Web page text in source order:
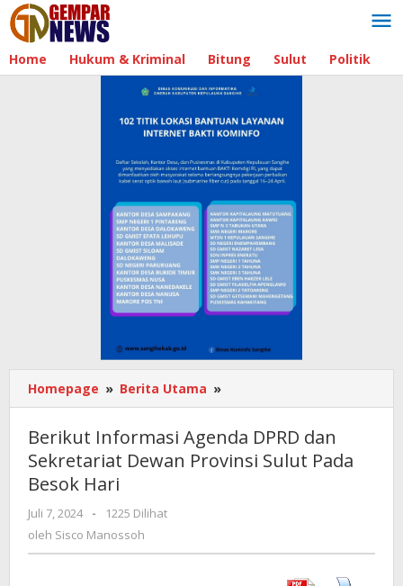
Lewati
ke
konten
Home Hukum & Kriminal Bitung Sulut Politik
Homepage » Berita Utama »
Informasi
DPRD
dan
Pada
Berikut Informasi Agenda DPRD dan
Sekretariat Dewan Provinsi Sulut Pada
Besok Hari
Juli 7, 2024
oleh
Sisco
-
1225 Dilihat
oleh Sisco Manossoh